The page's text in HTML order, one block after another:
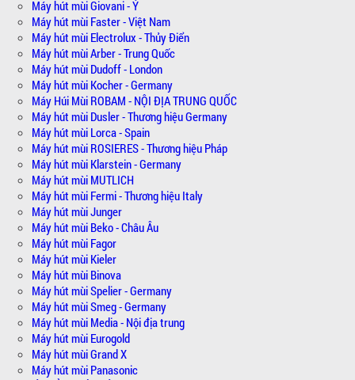
Máy hút mùi Giovani - Ý
Máy hút mùi Faster - Việt Nam
Máy hút mùi Electrolux - Thủy Điển
Máy hút mùi Arber - Trung Quốc
Máy hút mùi Dudoff - London
Máy hút mùi Kocher - Germany
Máy Húi Mùi ROBAM - NỘI ĐỊA TRUNG QUỐC
Máy hút mùi Dusler - Thương hiệu Germany
Máy hút mùi Lorca - Spain
Máy hút mùi ROSIERES - Thương hiệu Pháp
Máy hút mùi Klarstein - Germany
Máy hút mùi MUTLICH
Máy hút mùi Fermi - Thương hiệu Italy
Máy hút mùi Junger
Máy hút mùi Beko - Châu Âu
Máy hút mùi Fagor
Máy hút mùi Kieler
Máy hút mùi Binova
Máy hút mùi Spelier - Germany
Máy hút mùi Smeg - Germany
Máy hút mùi Media - Nội địa trung
Máy hút mùi Eurogold
Máy hút mùi Grand X
Máy hút mùi Panasonic